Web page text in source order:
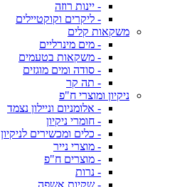
- יינות רוזה
- ליקרים וקוקטיילים
משקאות קלים
- מים מינרליים
- משקאות בטעמים
- סודה ומים מוגזים
- תה קר
ניקיון ומוצרי ח"פ
- אלומניום וניילון נצמד
- חומרי ניקיון
- כלים ומכשירים לניקיון
- מוצרי נייר
- מוצרים ח"פ
- נרות
- שקיות אשפה